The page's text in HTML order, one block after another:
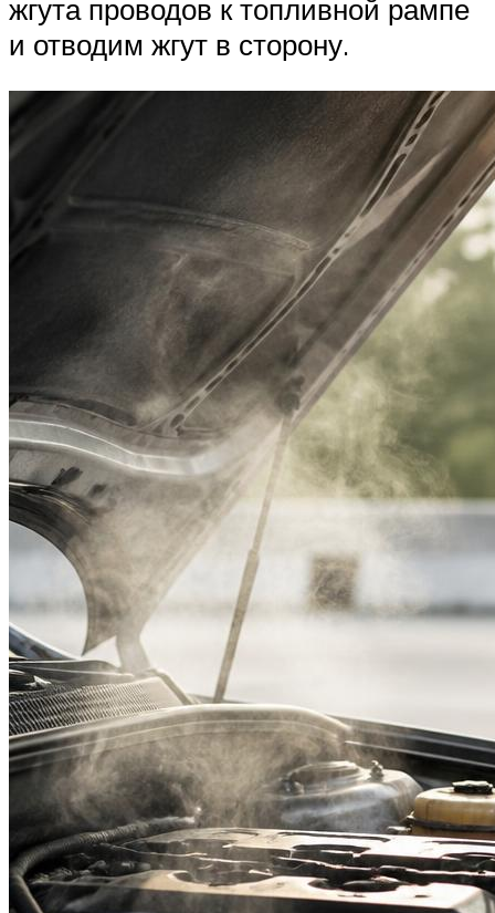
жгута проводов к топливной рампе
и отводим жгут в сторону.